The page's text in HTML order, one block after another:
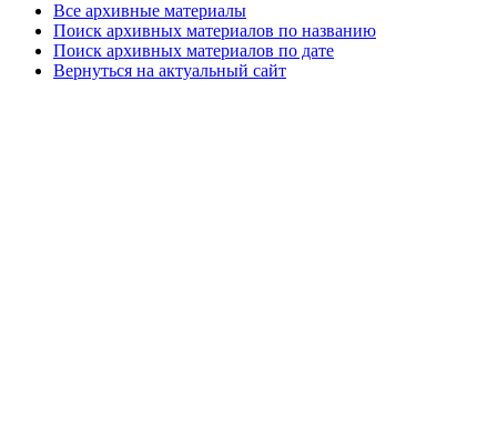
Все архивные материалы
Поиск архивных материалов по названию
Поиск архивных материалов по дате
Вернуться на актуальный сайт